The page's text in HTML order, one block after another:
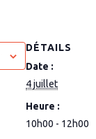
DÉTAILS
Date :
4 juillet
Heure :
10h00 - 12h00